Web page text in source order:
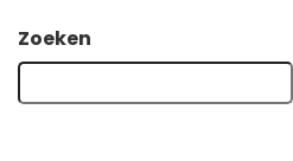
Zoeken